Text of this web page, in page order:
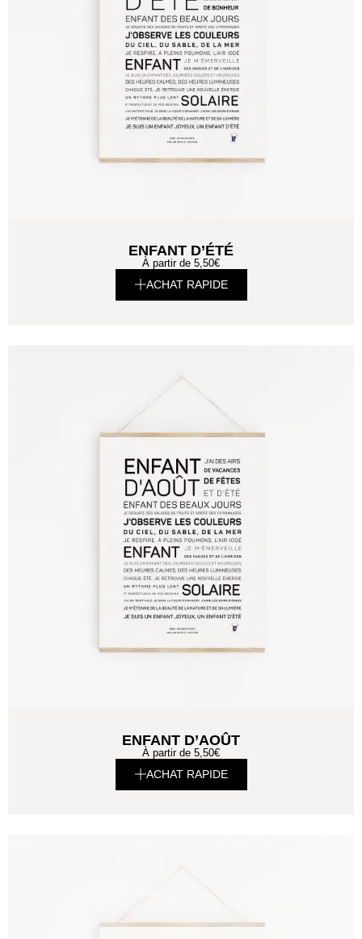
ENFANT D’ÉTÉ
À partir de 5,50€
ACHAT RAPIDE
ENFANT D’AOÛT
À partir de 5,50€
ACHAT RAPIDE